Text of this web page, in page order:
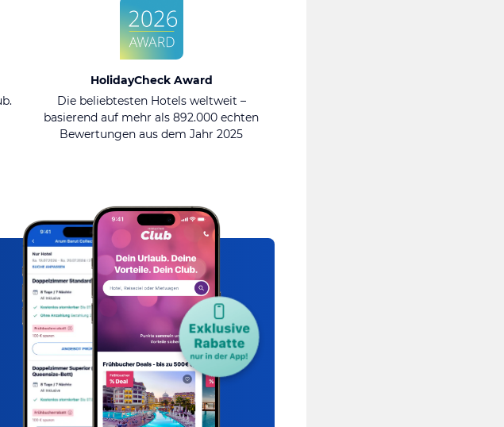
HolidayCheck Award
Die beliebtesten Hotels weltweit –
basierend auf mehr als 892.000 echten
Bewertungen aus dem Jahr 2025